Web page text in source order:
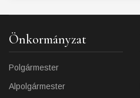
Önkormányzat
Polgármester
Alpolgármester